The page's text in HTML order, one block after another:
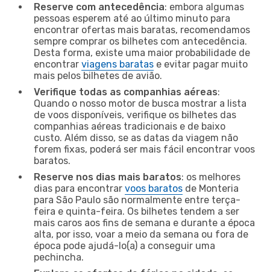
Reserve com antecedência: embora algumas
pessoas esperem até ao último minuto para
encontrar ofertas mais baratas, recomendamos
sempre comprar os bilhetes com antecedência.
Desta forma, existe uma maior probabilidade de
encontrar viagens baratas e evitar pagar muito
mais pelos bilhetes de avião.
Verifique todas as companhias aéreas:
Quando o nosso motor de busca mostrar a lista
de voos disponíveis, verifique os bilhetes das
companhias aéreas tradicionais e de baixo
custo. Além disso, se as datas da viagem não
forem fixas, poderá ser mais fácil encontrar voos
baratos.
Reserve nos dias mais baratos: os melhores
dias para encontrar voos baratos de Monteria
para São Paulo são normalmente entre terça-
feira e quinta-feira. Os bilhetes tendem a ser
mais caros aos fins de semana e durante a época
alta, por isso, voar a meio da semana ou fora de
época pode ajudá-lo(a) a conseguir uma
pechincha.